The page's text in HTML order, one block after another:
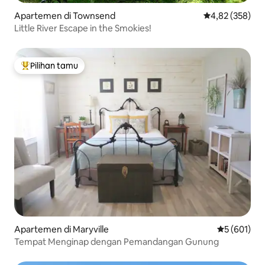
Apartemen di Townsend Nilai rata-rata
4,82 (358)
Little River Escape in the Smokies!
Pilihan tamu terpopuler
Pilihan tamu
Apartemen di Maryville Nilai rata-
5 (601)
Tempat Menginap dengan Pemandangan Gunung